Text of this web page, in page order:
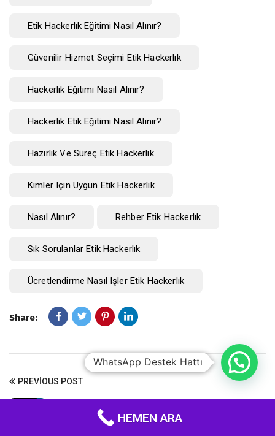
Etik Hackerlık Eğitimi Nasıl Alınır?
Güvenilir Hizmet Seçimi Etik Hackerlık
Hackerlık Eğitimi Nasıl Alınır?
Hackerlık Etik Eğitimi Nasıl Alınır?
Hazırlık Ve Süreç Etik Hackerlık
Kimler Için Uygun Etik Hackerlık
Nasıl Alınır? Rehber Etik Hackerlık
Sık Sorulanlar Etik Hackerlık
Ücretlendirme Nasıl Işler Etik Hackerlık
Share:
PREVIOUS POST
Canli Döviz Scripti
WhatsApp Destek Hattı
HEMEN ARA